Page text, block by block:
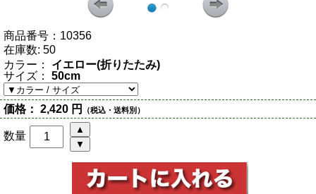
商品番号： 10356
在庫数: 50
カラー：
イエロー(折りたたみ)
サイズ：
50cm
価格： 2,420 円 （税込・送料別）
数量